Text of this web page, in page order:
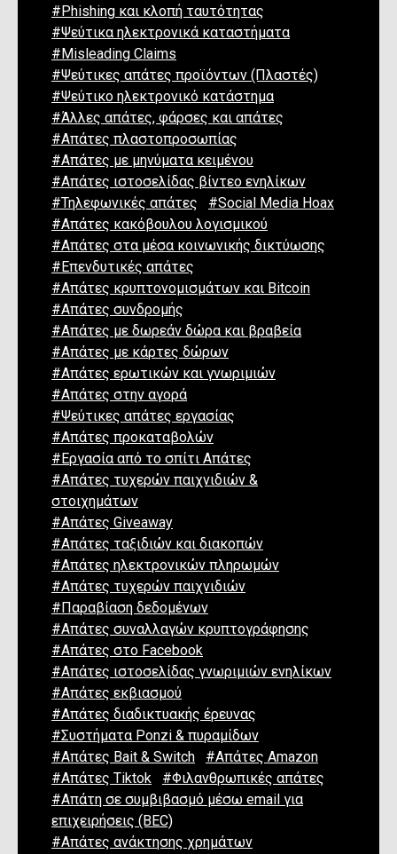
#Phishing και κλοπή ταυτότητας
#Ψεύτικα ηλεκτρονικά καταστήματα
#Misleading Claims
#Ψεύτικες απάτες προϊόντων (Πλαστές)
#Ψεύτικο ηλεκτρονικό κατάστημα
#Άλλες απάτες, φάρσες και απάτες
#Απάτες πλαστοπροσωπίας
#Απάτες με μηνύματα κειμένου
#Απάτες ιστοσελίδας βίντεο ενηλίκων
#Τηλεφωνικές απάτες
#Social Media Hoax
#Απάτες κακόβουλου λογισμικού
#Απάτες στα μέσα κοινωνικής δικτύωσης
#Επενδυτικές απάτες
#Απάτες κρυπτονομισμάτων και Bitcoin
#Απάτες συνδρομής
#Απάτες με δωρεάν δώρα και βραβεία
#Απάτες με κάρτες δώρων
#Απάτες ερωτικών και γνωριμιών
#Απάτες στην αγορά
#Ψεύτικες απάτες εργασίας
#Απάτες προκαταβολών
#Εργασία από το σπίτι Απάτες
#Απάτες τυχερών παιχνιδιών &
στοιχημάτων
#Απάτες Giveaway
#Απάτες ταξιδιών και διακοπών
#Απάτες ηλεκτρονικών πληρωμών
#Απάτες τυχερών παιχνιδιών
#Παραβίαση δεδομένων
#Απάτες συναλλαγών κρυπτογράφησης
#Απάτες στο Facebook
#Απάτες ιστοσελίδας γνωριμιών ενηλίκων
#Απάτες εκβιασμού
#Απάτες διαδικτυακής έρευνας
#Συστήματα Ponzi & πυραμίδων
#Απάτες Bait & Switch
#Απάτες Amazon
#Απάτες Tiktok
#Φιλανθρωπικές απάτες
#Απάτη σε συμβιβασμό μέσω email για
επιχειρήσεις (BEC)
#Απάτες ανάκτησης χρημάτων